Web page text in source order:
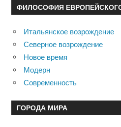
ФИЛОСОФИЯ
Итальянское возрождение
Северное возрождение
Новое время
Модерн
Современность
ГОРОДА МИРА